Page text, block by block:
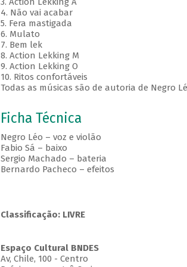
4. Não vai acabar
5. Fera mastigada
6. Mulato
7. Bem lek
8. Action Lekking M
9. Action Lekking O
10. Ritos confortáveis
Todas as músicas são de autoria de Negro
Ficha Técnica
Negro Léo – voz e violão
Fabio Sá – baixo
Sergio Machado – bateria
Bernardo Pacheco – efeitos
Classificação: LIVRE
Espaço Cultural BNDES
Av, Chile, 100 - Centro